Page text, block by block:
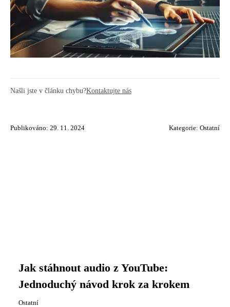
Našli jste v článku chybu?Kontaktujte nás
Publikováno: 29. 11. 2024 Kategorie: Ostatní
Jak stáhnout audio z YouTube:
Jednoduchý návod krok za krokem
Ostatní